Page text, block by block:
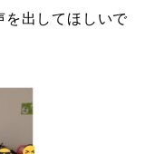
を出してほしいで